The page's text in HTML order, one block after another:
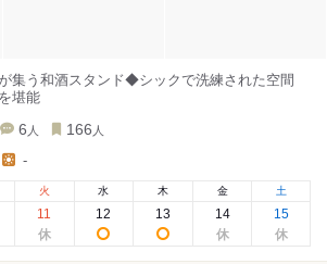
集う和酒スタンド◆シックで洗練された空間
堪能
6 人 166 人
-
火
11
水
12
木
13
金
14
土
15